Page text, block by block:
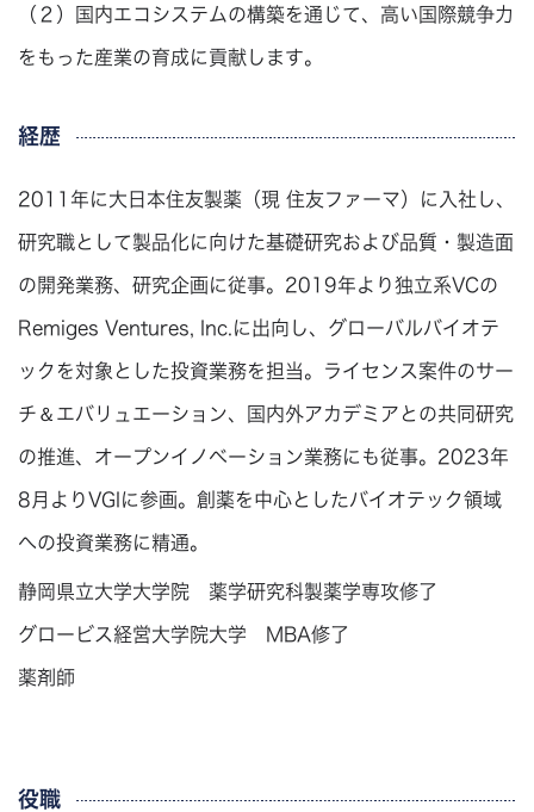
（２）国内エコシステムの構築を通じて、高い国際競争力
をもった産業の育成に貢献します。
経歴
2011年に大日本住友製薬（現 住友ファーマ）に入社し、
研究職として製品化に向けた基礎研究および品質・製造面
の開発業務、研究企画に従事。2019年より独立系VCの
Remiges Ventures, Inc.に出向し、グローバルバイオテ
ックを対象とした投資業務を担当。ライセンス案件のサー
チ＆エバリュエーション、国内外アカデミアとの共同研究
の推進、オープンイノベーション業務にも従事。2023年
8月よりVGIに参画。創薬を中心としたバイオテック領域
への投資業務に精通。
静岡県立大学大学院 薬学研究科製薬学専攻修了
グロービス経営大学院大学 MBA修了
薬剤師
役職